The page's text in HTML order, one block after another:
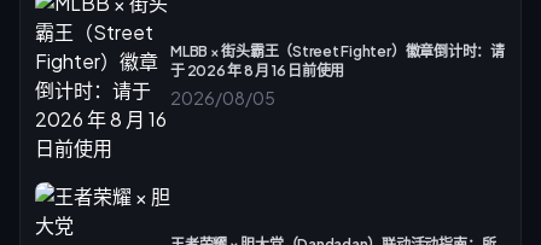
MLBB × 街头霸王（Street Fighter）徽章倒计时：请
于 2026 年 8 月 16 日前使用
2026/08/05